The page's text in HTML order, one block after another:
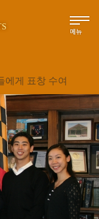
메뉴
에게 표창 수여